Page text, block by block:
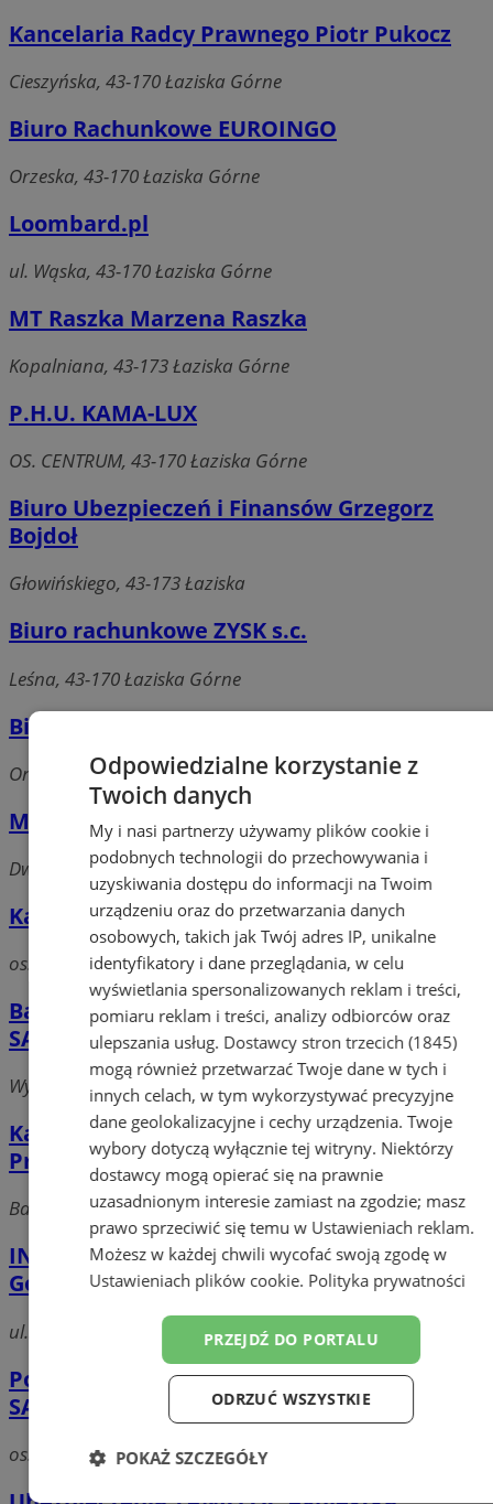
Kancelaria Radcy Prawnego Piotr Pukocz
Cieszyńska, 43-170 Łaziska Górne
Biuro Rachunkowe EUROINGO
Orzeska, 43-170 Łaziska Górne
Loombard.pl
ul. Wąska, 43-170 Łaziska Górne
MT Raszka Marzena Raszka
Kopalniana, 43-173 Łaziska Górne
P.H.U. KAMA-LUX
OS. CENTRUM, 43-170 Łaziska Górne
Biuro Ubezpieczeń i Finansów Grzegorz
Bojdoł
Głowińskiego, 43-173 Łaziska
Biuro rachunkowe ZYSK s.c.
Leśna, 43-170 Łaziska Górne
Biuro Rachunkowe JOTA s.c.
Orzeska, 43-170 Łaziska Górne
Martynowski Roman Rzeczoznawca
Dworcowa, 43-170 Łaziska Górne
Kantor Wymiany Walut Sebastian Więcek
os. Centrum, 43-170 Łaziska Górne
Bank Inicjatyw Społeczno - Ekonomicznych
SA - O. w Łaziskach Górnych
Wyzwolenia 30, 43-170 Łaziska Górne
Kancelaria Adwokacka Adwokat
Przemysław Kral
Barlickiego, 43-170 Łaziska Górne
ING Bank Śląski - Oddział w Łaziskach
Górnych
ul.Spokojna 2, 43-170 Łaziska Górne
Powszechna Kasa Oszczędności Bank Polski
SA - Oddział 1 w Łaziskach Górnych
os. Centrum 6, 43-170 Łaziska Górne
Odpowiedzialne korzystanie z
Twoich danych
My i nasi partnerzy używamy plików cookie i
podobnych technologii do przechowywania i
uzyskiwania dostępu do informacji na Twoim
urządzeniu oraz do przetwarzania danych
osobowych, takich jak Twój adres IP, unikalne
identyfikatory i dane przeglądania, w celu
wyświetlania spersonalizowanych reklam i treści,
pomiaru reklam i treści, analizy odbiorców oraz
ulepszania usług. Dostawcy stron trzecich (1845)
mogą również przetwarzać Twoje dane w tych i
innych celach, w tym wykorzystywać precyzyjne
dane geolokalizacyjne i cechy urządzenia. Twoje
wybory dotyczą wyłącznie tej witryny. Niektórzy
dostawcy mogą opierać się na prawnie
uzasadnionym interesie zamiast na zgodzie; masz
prawo sprzeciwić się temu w Ustawieniach reklam.
Możesz w każdej chwili wycofać swoją zgodę w
Ustawieniach plików cookie. Polityka prywatności
PRZEJDŹ DO PORTALU
ODRZUĆ WSZYSTKIE
POKAŻ SZCZEGÓŁY